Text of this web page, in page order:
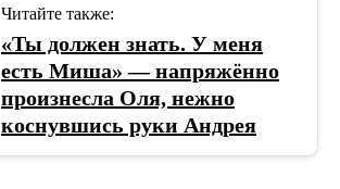
Читайте также:
«Ты должен знать. У меня
есть Миша» — напряжённо
произнесла Оля, нежно
коснувшись руки Андрея